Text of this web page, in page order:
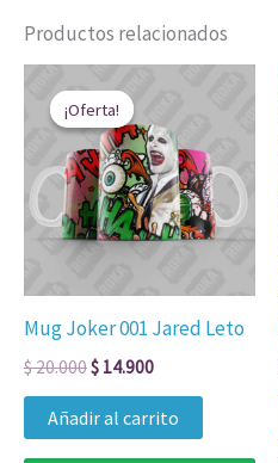
Productos relacionados
¡Oferta!
¡Oferta!
Mug Joker 001 Jared Leto
$20.000
precio
original
era:
$ 20.000.
$ 14.900
es:
$ 14.900.
Añadir al carrito